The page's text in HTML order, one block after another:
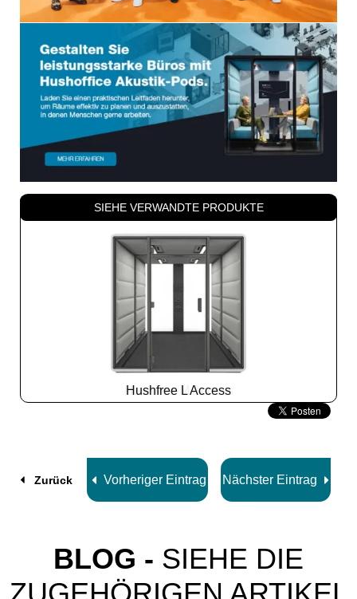
SIEHE VERWANDTE PRODUKTE
Hushfree L Access
Slide
Zurück Vorheriger Eintrag Nächster Eintrag
BLOG - SIEHE DIE